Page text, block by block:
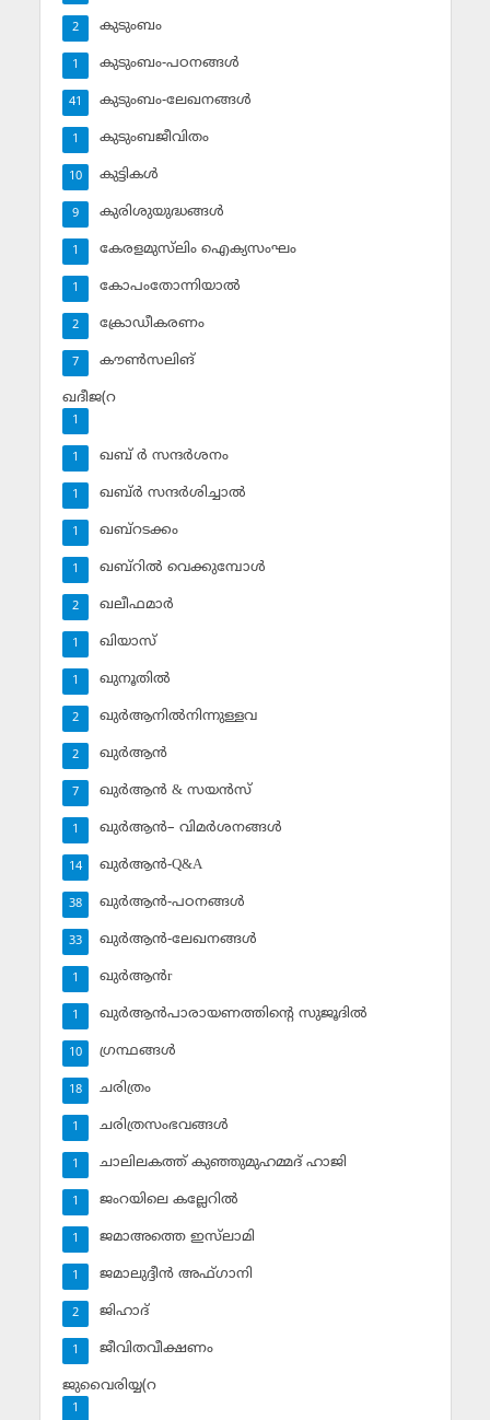
കുടുംബം
2
കുടുംബം-പഠനങ്ങള്‍
1
കുടുംബം-ലേഖനങ്ങള്‍
41
കുടുംബജീവിതം
1
കുട്ടികള്‍
10
കുരിശുയുദ്ധങ്ങള്‍
9
കേരളമുസ്‌ലിം ഐക്യസംഘം
1
കോപംതോന്നിയാല്‍
1
ക്രോഡീകരണം
2
കൗണ്‍സലിങ്‌
7
ഖദീജ(റ
1
ഖബ് ര്‍ സന്ദര്‍ശനം
1
ഖബ്ര്‍ സന്ദര്‍ശിച്ചാല്‍
1
ഖബ്‌റടക്കം
1
ഖബ്‌റില്‍ വെക്കുമ്പോള്‍
1
ഖലീഫമാര്‍
2
ഖിയാസ്
1
ഖുനൂതില്‍
1
ഖുര്‍ആനില്‍നിന്നുള്ളവ
2
ഖുര്‍ആന്‍
2
ഖുര്‍ആന്‍ & സയന്‍സ്‌
7
ഖുര്‍ആന്‍– വിമര്‍ശനങ്ങള്‍
1
ഖുര്‍ആന്‍-Q&A
14
ഖുര്‍ആന്‍-പഠനങ്ങള്‍
38
ഖുര്‍ആന്‍-ലേഖനങ്ങള്‍
33
ഖുര്‍ആന്‍r
1
ഖുര്‍ആന്‍പാരായണത്തിന്റെ സുജൂദില്‍
1
ഗ്രന്ഥങ്ങള്‍
10
ചരിത്രം
18
ചരിത്രസംഭവങ്ങള്‍
1
ചാലിലകത്ത് കുഞ്ഞുമുഹമ്മദ് ഹാജി
1
ജംറയിലെ കല്ലേറില്‍
1
ജമാഅത്തെ ഇസ്‌ലാമി
1
ജമാലുദ്ദീന്‍ അഫ്ഗാനി
1
ജിഹാദ്‌
2
ജീവിതവീക്ഷണം
1
ജുവൈരിയ്യ(റ
1